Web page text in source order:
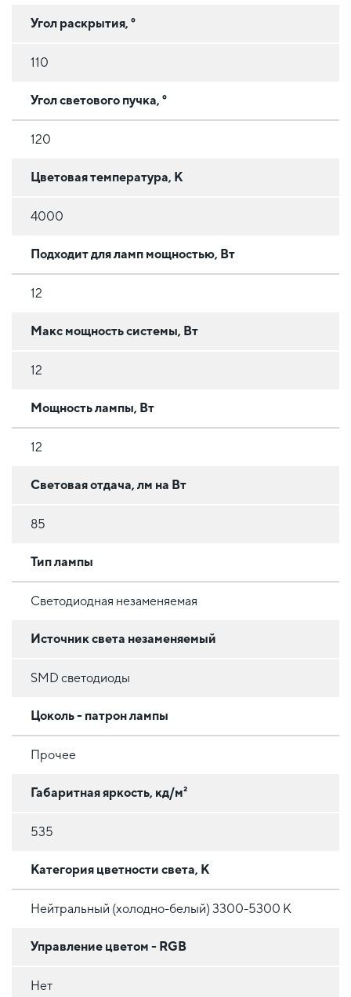
Угол раскрытия, °
110
Угол светового пучка, °
120
Цветовая температура, К
4000
Подходит для ламп мощностью, Вт
12
Макс мощность системы, Вт
12
Мощность лампы, Вт
12
Световая отдача, лм на Вт
85
Тип лампы
Светодиодная незаменяемая
Источник света незаменяемый
SMD светодиоды
Цоколь - патрон лампы
Прочее
Габаритная яркость, кд/м²
535
Категория цветности света, К
Нейтральный (холодно-белый) 3300-5300 К
Управление цветом - RGB
Нет